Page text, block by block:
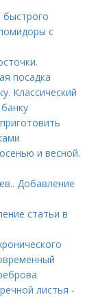
с
посадка
Классический
и весной.
Добавление
статьи в
листья -